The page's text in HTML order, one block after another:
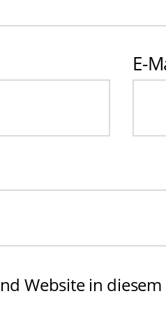
E-
Website in